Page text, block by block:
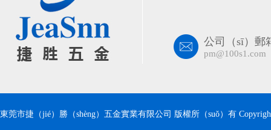
公司（sī）郵
pm@100s1.com
東莞市捷（jié）勝（shèng）五金實業有限公司 版權所（suǒ）有